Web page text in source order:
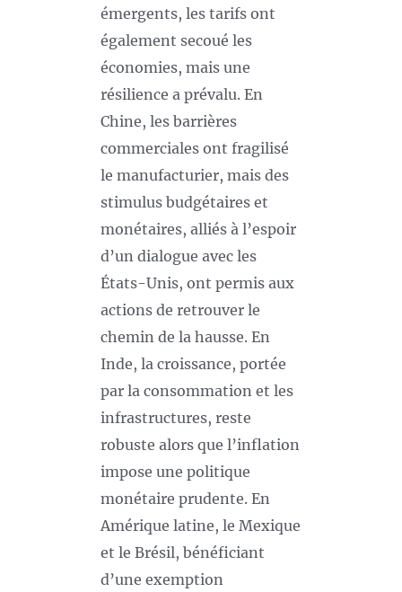
émergents, les tarifs ont
également secoué les
économies, mais une
résilience a prévalu. En
Chine, les barrières
commerciales ont fragilisé
le manufacturier, mais des
stimulus budgétaires et
monétaires, alliés à l’espoir
d’un dialogue avec les
États-Unis, ont permis aux
actions de retrouver le
chemin de la hausse. En
Inde, la croissance, portée
par la consommation et les
infrastructures, reste
robuste alors que l’inflation
impose une politique
monétaire prudente. En
Amérique latine, le Mexique
et le Brésil, bénéficiant
d’une exemption